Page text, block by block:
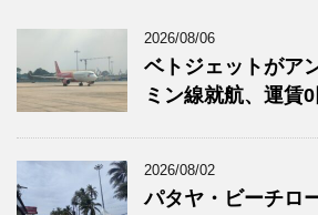
2026/08/06
ベトジェットがア
ミン線就航、運賃
2026/08/02
パタヤ・ビーチロ